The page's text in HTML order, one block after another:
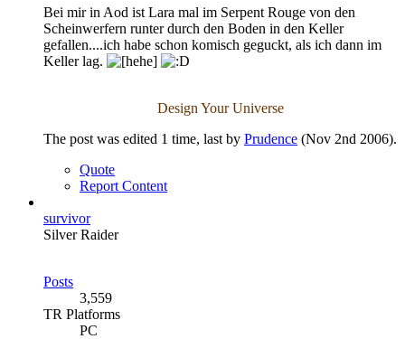
Bei mir in Aod ist Lara mal im Serpent Rouge von den
Scheinwerfern runter durch den Boden in den Keller
gefallen....ich habe schon komisch geguckt, als ich dann im
Keller lag.
Design Your Universe
The post was edited 1 time, last by Prudence (Nov 2nd 2006).
Quote
Report Content
survivor
Silver Raider
Posts
3,559
TR Platforms
PC